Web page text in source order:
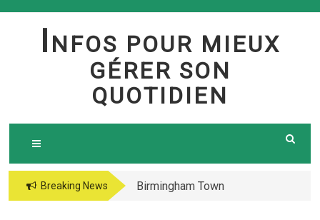
Skip
I NFOS POUR MIEUX
GÉRER SON
QUOTIDIEN
Breaking News
Birmingham Town
The jetsetter casino